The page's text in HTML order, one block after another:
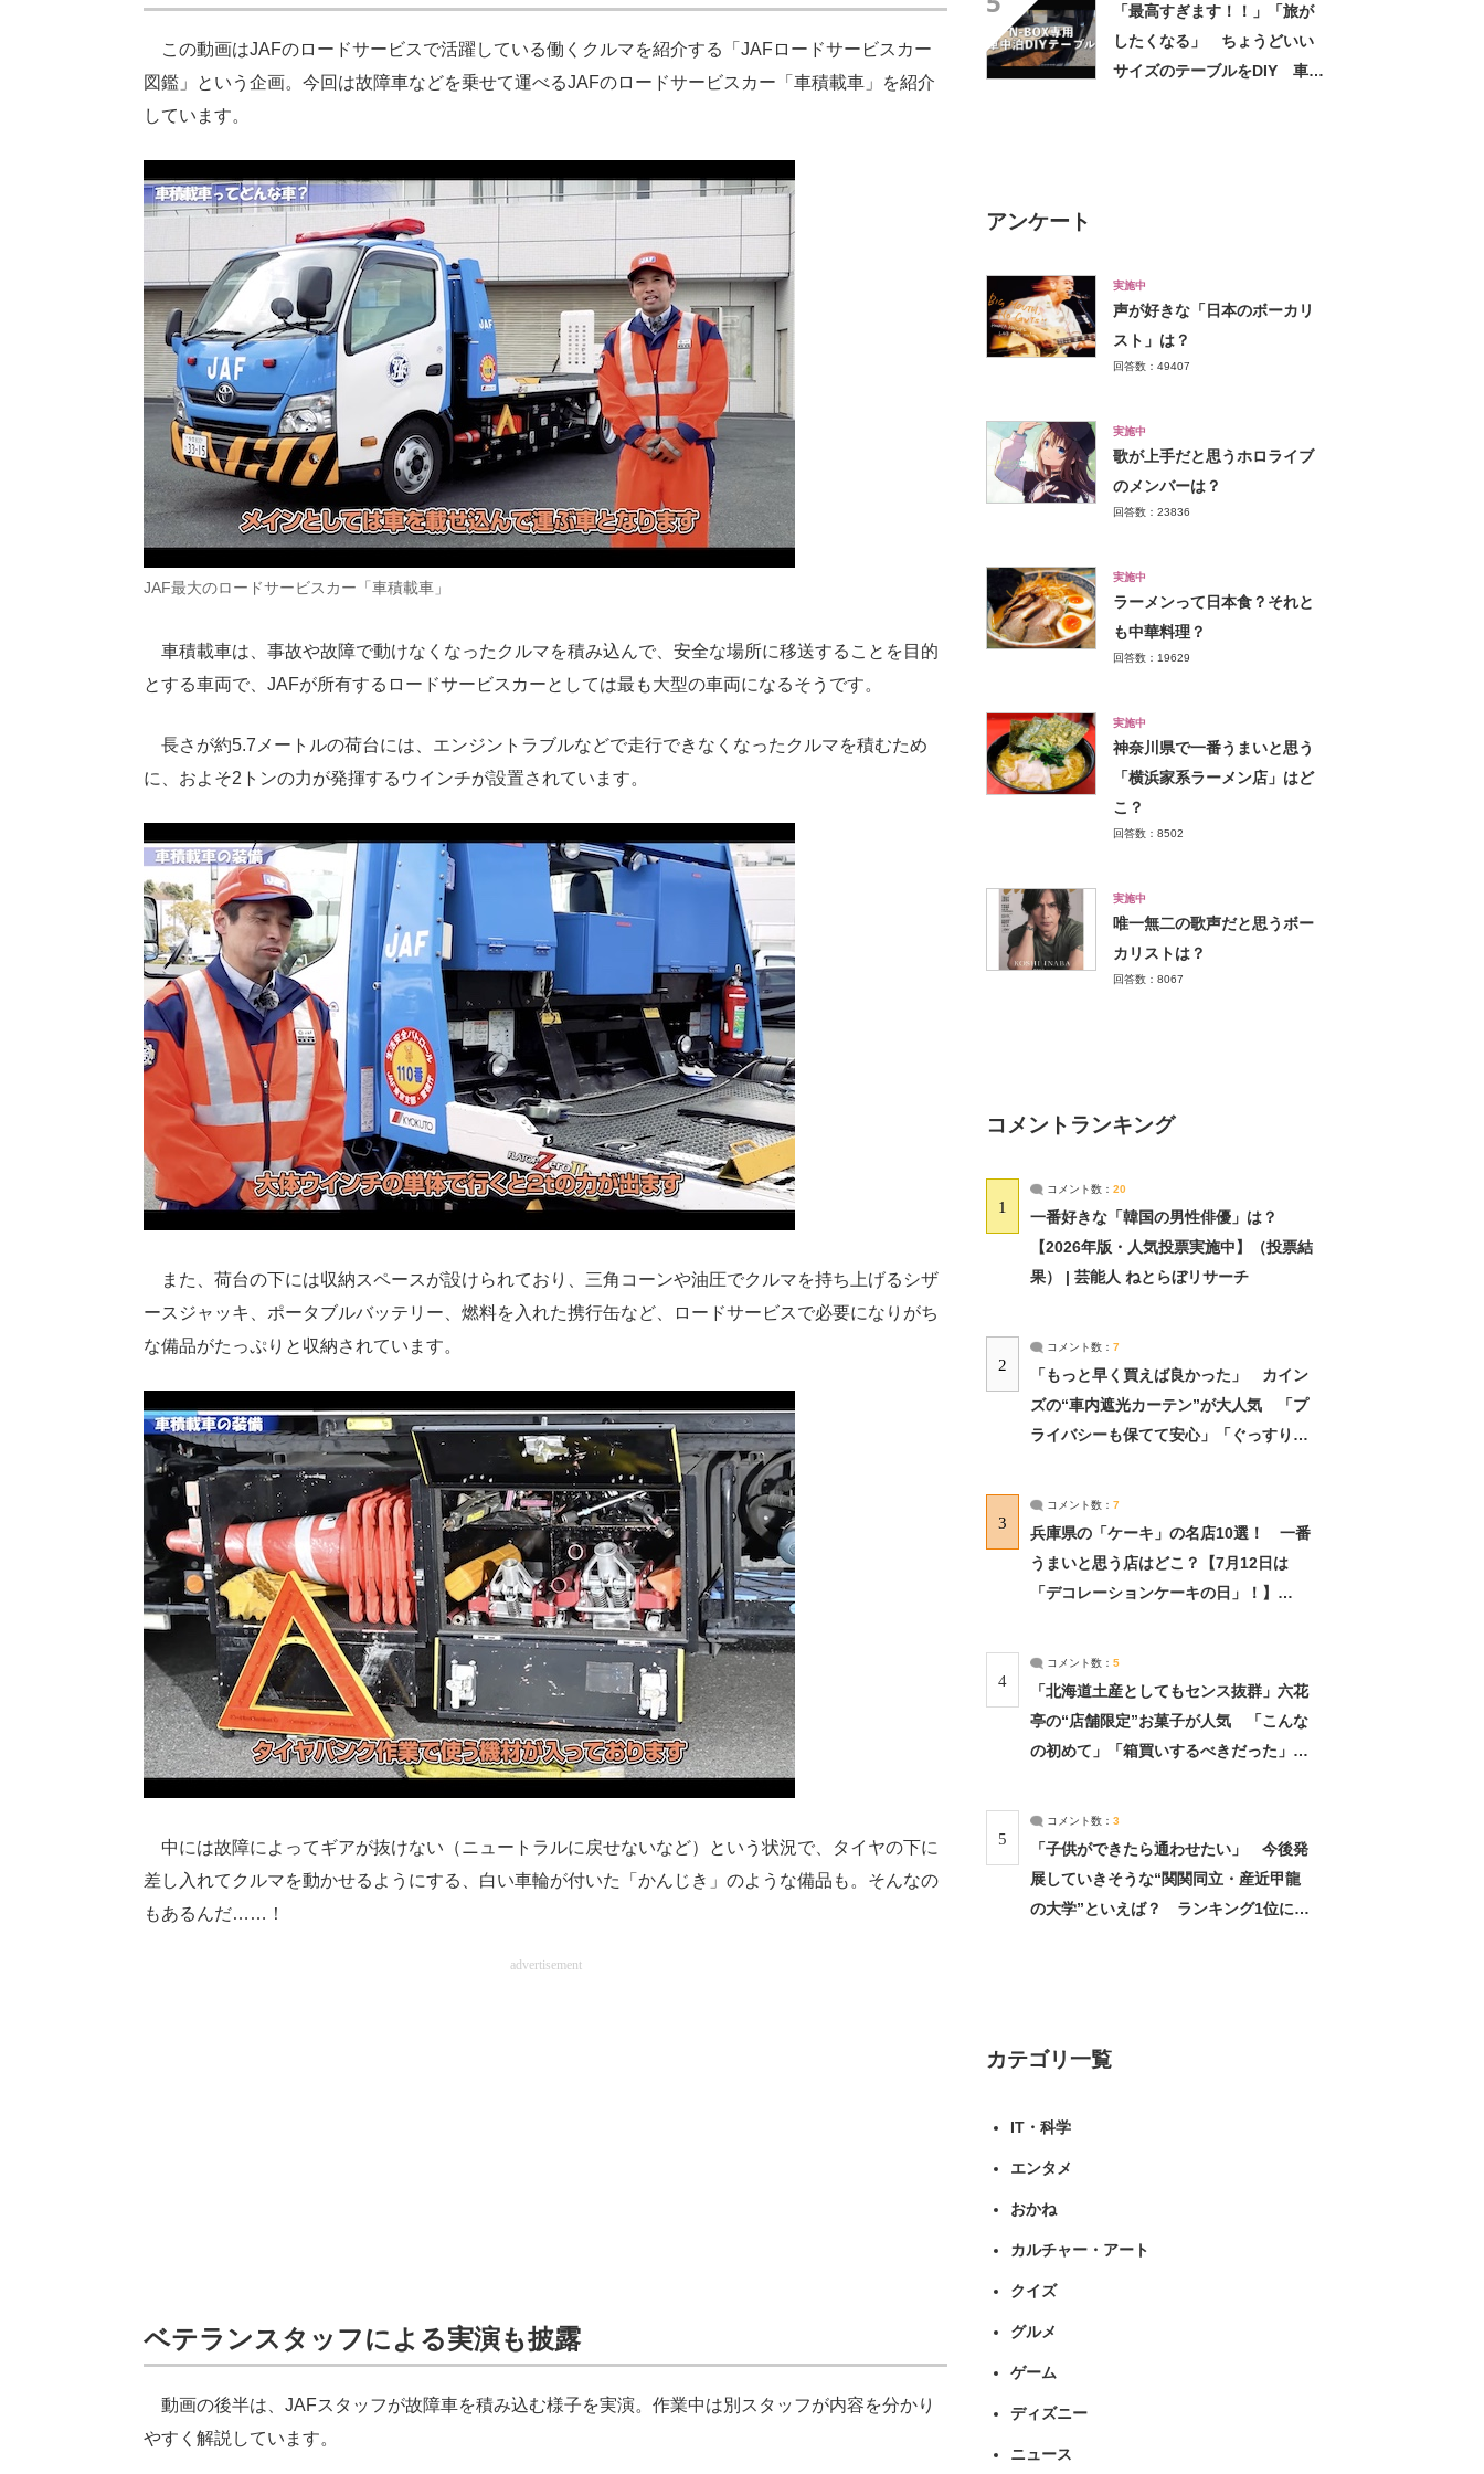
この動画はJAFのロードサービスで活躍している働くクルマを紹介する「JAFロードサービスカー
図鑑」という企画。今回は故障車などを乗せて運べるJAFのロードサービスカー「車積載車」を紹介
しています。
JAF最大のロードサービスカー「車積載車」
車積載車は、事故や故障で動けなくなったクルマを積み込んで、安全な場所に移送することを目的
とする車両で、JAFが所有するロードサービスカーとしては最も大型の車両になるそうです。
長さが約5.7メートルの荷台には、エンジントラブルなどで走行できなくなったクルマを積むため
に、およそ2トンの力が発揮するウインチが設置されています。
また、荷台の下には収納スペースが設けられており、三角コーンや油圧でクルマを持ち上げるシザ
ースジャッキ、ポータブルバッテリー、燃料を入れた携行缶など、ロードサービスで必要になりがち
な備品がたっぷりと収納されています。
中には故障によってギアが抜けない（ニュートラルに戻せないなど）という状況で、タイヤの下に
差し入れてクルマを動かせるようにする、白い車輪が付いた「かんじき」のような備品も。そんなの
もあるんだ……！
advertisement
ベテランスタッフによる実演も披露
動画の後半は、JAFスタッフが故障車を積み込む様子を実演。作業中は別スタッフが内容を分かり
やすく解説しています。
「最高すぎます！！」「旅が
したくなる」 ちょうどいい
サイズのテーブルをDIY 車中
アンケート
実施中
声が好きな「日本のボーカリ
スト」は？
回答数：49407
実施中
歌が上手だと思うホロライブ
のメンバーは？
回答数：23836
実施中
ラーメンって日本食？それと
も中華料理？
回答数：19629
実施中
神奈川県で一番うまいと思う
「横浜家系ラーメン店」はど
こ？
回答数：8502
実施中
唯一無二の歌声だと思うボー
カリストは？
回答数：8067
コメントランキング
1
コメント数： 20
一番好きな「韓国の男性俳優」は？
【2026年版・人気投票実施中】（投票結
果） | 芸能人 ねとらぼリサーチ
2
コメント数： 7
「もっと早く買えば良かった」 カイン
ズの“車内遮光カーテン”が大人気 「プ
ライバシーも保てて安心」「ぐっすり眠
3
コメント数： 7
兵庫県の「ケーキ」の名店10選！ 一番
うまいと思う店はどこ？【7月12日は
「デコレーションケーキの日」！】
4
コメント数： 5
「北海道土産としてもセンス抜群」六花
亭の“店舗限定”お菓子が人気 「こんな
の初めて」「箱買いするべきだった」
5
コメント数： 3
「子供ができたら通わせたい」 今後発
展していきそうな“関関同立・産近甲龍
の大学”といえば？ ランキング1位に学
カテゴリ一覧
IT・科学
エンタメ
おかね
カルチャー・アート
クイズ
グルメ
ゲーム
ディズニー
ニュース